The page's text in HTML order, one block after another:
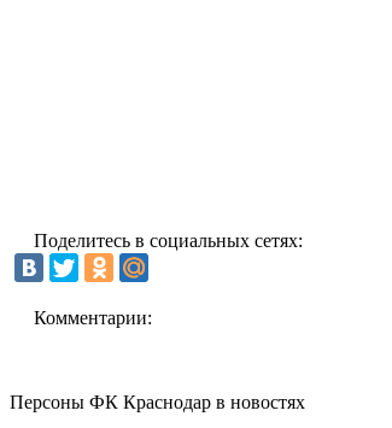
Поделитесь в социальных сетях:
Комментарии:
Персоны ФК Краснодар в новостях